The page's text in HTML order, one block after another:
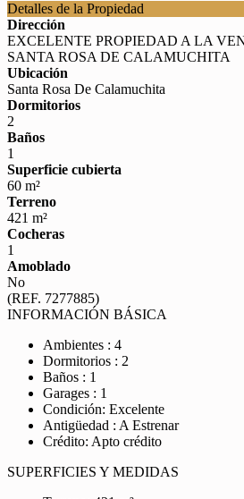
Detalles de la Propiedad
Dirección
EXCELENTE PROPIEDAD A LA
SANTA ROSA DE CALAMUCHITA
Ubicación
Santa Rosa De Calamuchita
Dormitorios
2
Baños
1
Superficie cubierta
60 m²
Terreno
421 m²
Cocheras
1
Amoblado
No
(REF. 7277885)
INFORMACIÓN BÁSICA
Ambientes : 4
Dormitorios : 2
Baños : 1
Garages : 1
Condición: Excelente
Antigüedad : A Estrenar
Crédito: Apto crédito
SUPERFICIES Y MEDIDAS